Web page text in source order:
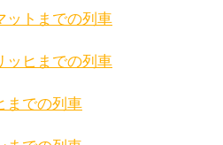
ットまでの列車
ッヒまでの列車
までの列車